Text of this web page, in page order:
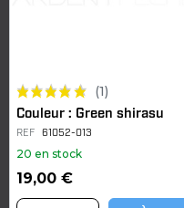
(1)
Couleur : Green shirasu
REF 61052-013
20 en stock
19,00 €